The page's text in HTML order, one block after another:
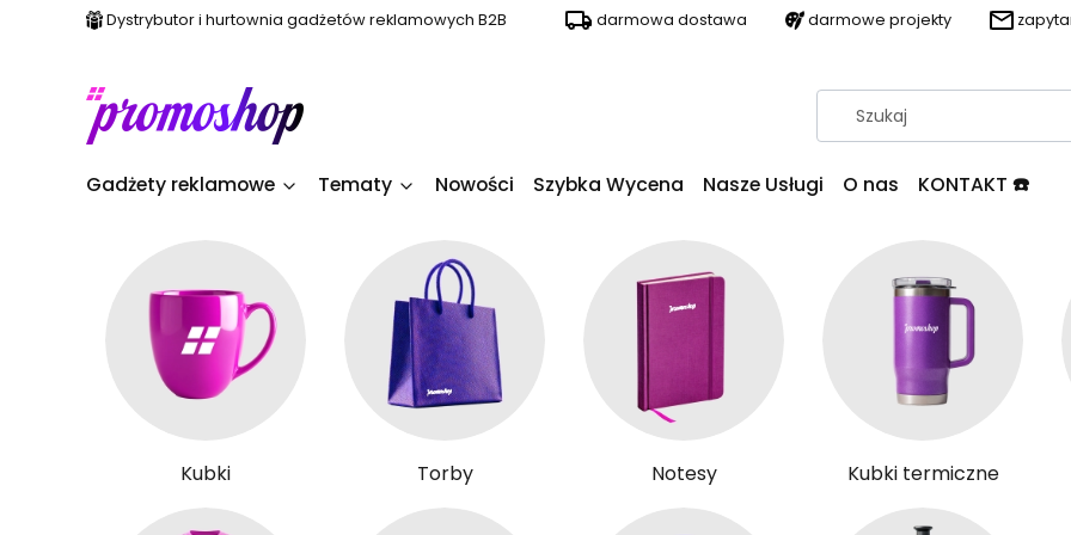
Dystrybutor i hurtownia gadżetów reklamowych B2B darmowa dostawa darmowe projekty
Gadżety reklamowe Tematy Nowości Szybka Wycena Nasze Usługi O nas KONTAKT ☎️
Kubki Torby Notesy Kubki termiczne